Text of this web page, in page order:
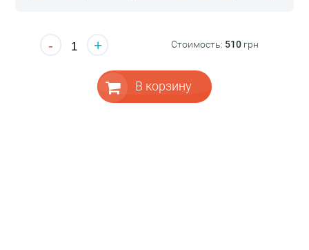
- + Стоимость: 510 грн
В корзину